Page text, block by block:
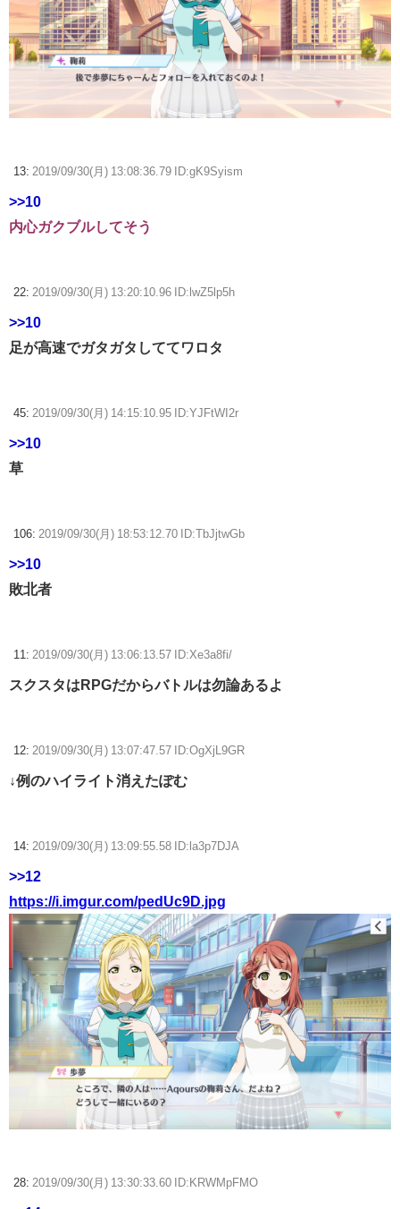
13: 2019/09/30(月) 13:08:36.79 ID:gK9Syism
>>10
内心ガクブルしてそう
22: 2019/09/30(月) 13:20:10.96 ID:lwZ5lp5h
>>10
足が高速でガタガタしててワロタ
45: 2019/09/30(月) 14:15:10.95 ID:YJFtWI2r
>>10
草
106: 2019/09/30(月) 18:53:12.70 ID:TbJjtwGb
>>10
敗北者
11: 2019/09/30(月) 13:06:13.57 ID:Xe3a8fi/
スクスタはRPGだからバトルは勿論あるよ
12: 2019/09/30(月) 13:07:47.57 ID:OgXjL9GR
↓例のハイライト消えたぽむ
14: 2019/09/30(月) 13:09:55.58 ID:la3p7DJA
>>12
https://i.imgur.com/pedUc9D.jpg
28: 2019/09/30(月) 13:30:33.60 ID:KRWMpFMO